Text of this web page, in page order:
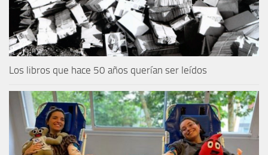
Los libros que hace 50 años querían ser leídos